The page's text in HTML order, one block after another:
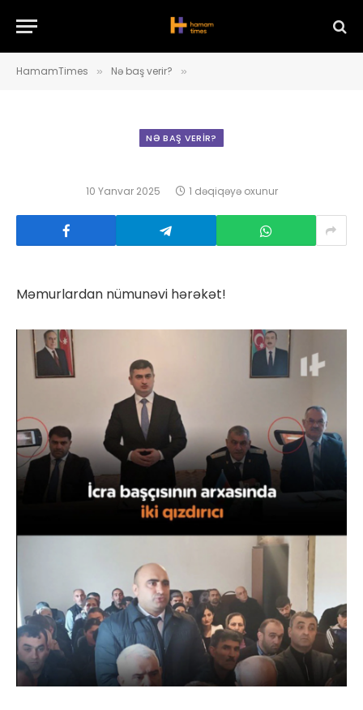
HamamTimes » Nə baş verir? »
NƏ BAŞ VERIR?
10 Yanvar 2025 1 dəqiqəyə oxunur
Məmurlardan nümunəvi hərəkət!